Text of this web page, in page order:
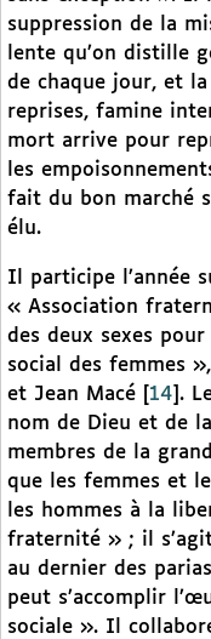
suppression de la
lente qu’on distille
de chaque jour, et
reprises, famine
mort arrive pour
les
fait du bon marché
élu.
Il participe l’année
« Association
des deux sexes
social des femmes
et Jean Macé
14 .
nom de Dieu et de
membres de la
que les femmes et
les hommes à la
fraternité » ; il
au dernier des
peut s’accomplir
sociale ». Il